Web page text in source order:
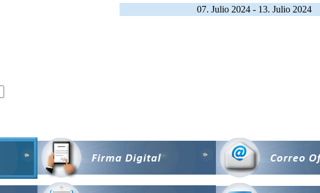
07. Julio 2024 - 13. Julio 2024